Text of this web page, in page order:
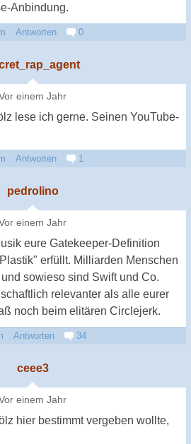
Anbindung.
Antworten 0
einem Jahr
lese ich gerne. Seinen YouTube-
Antworten 1
pedrolino
einem Jahr
eure Gatekeeper-Definition
erfüllt. Milliarden Menschen
sowieso sind Swift und Co.
relevanter als alle eurer
noch beim elitären Circlejerk.
Antworten 34
ceee3
einem Jahr
hier bestimmt vergeben wollte,